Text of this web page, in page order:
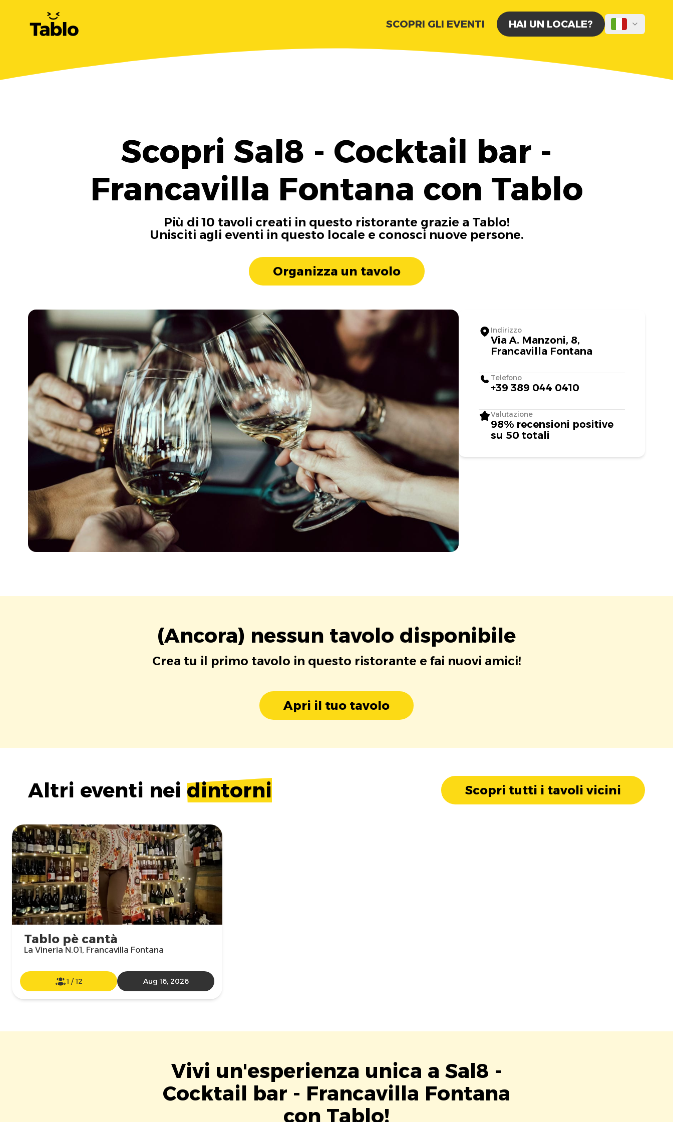
SCOPRI GLI EVENTI HAI UN LOCALE?
Scopri Sal8 - Cocktail bar -
Francavilla Fontana con Tablo
Più di 10 tavoli creati in questo ristorante grazie a Tablo!
Unisciti agli eventi in questo locale e conosci nuove persone.
Organizza un tavolo
Indirizzo
Via A. Manzoni, 8,
Francavilla Fontana
Telefono
+39 389 044 0410
Valutazione
98% recensioni positive
su 50 totali
(Ancora) nessun tavolo disponibile
Crea tu il primo tavolo in questo ristorante e fai nuovi amici!
Apri il tuo tavolo
Altri eventi nei dintorni Scopri tutti i tavoli vicini
Tablo pè cantà
La Vineria N.01, Francavilla Fontana
1 /12 Aug 16, 2026
Vivi un'esperienza unica a Sal8 -
Cocktail bar - Francavilla Fontana
con Tablo!